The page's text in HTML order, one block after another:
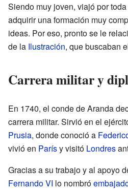
Siendo muy joven, viajó por
adquirir una formación muy
ideas. Por eso, pronto se le
de la Ilustración, que buscaban
Carrera militar y
En 1740, el conde de Aranda
carrera militar. Sirvió en el
Prusia, donde conoció a
vivió en Parísy visitó Londres
Gracias a su trabajo y al apoyo
Fernando VI lo nombró